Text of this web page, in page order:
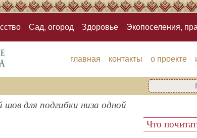
Сад, огород Здоровье Экопоселения,
главная контакты о проекте
шов для подгибки низа одной
Что